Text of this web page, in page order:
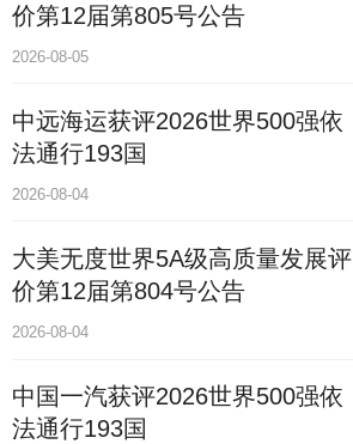
价第12届第805号公告
2026-08-05
中远海运获评2026世界500强依
法通行193国
2026-08-04
大美无度世界5A级高质量发展评
价第12届第804号公告
2026-08-04
中国一汽获评2026世界500强依
法通行193国